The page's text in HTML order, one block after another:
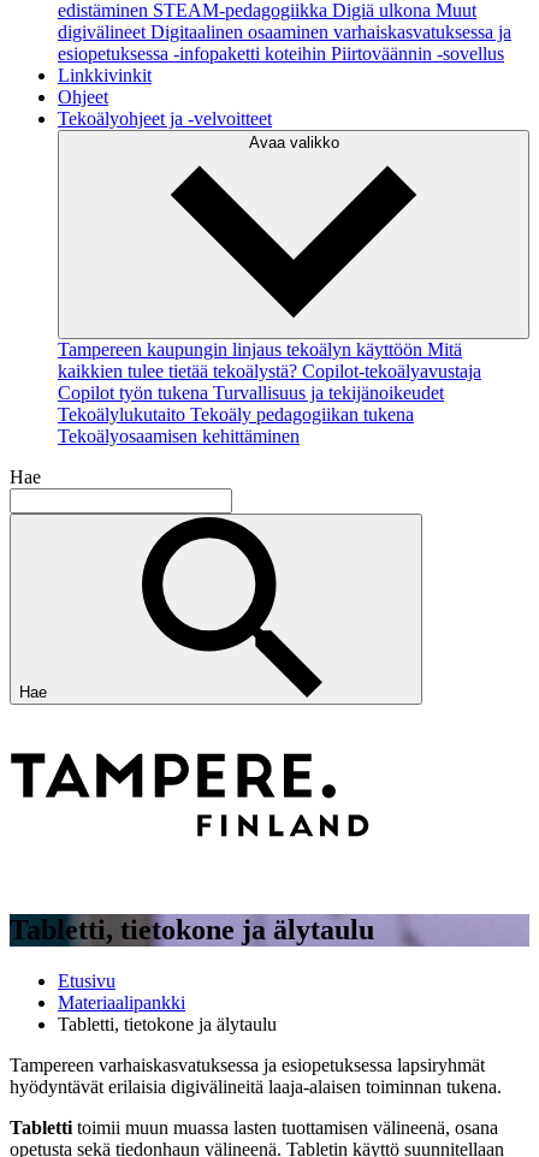
edistäminen STEAM-pedagogiikka Digiä ulkona Muut
digivälineet Digitaalinen osaaminen varhaiskasvatuksessa ja
esiopetuksessa -infopaketti koteihin Piirtoväännin -sovellus
Linkkivinkit
Ohjeet
Tekoälyohjeet ja -velvoitteet
Avaa valikko
Tampereen kaupungin linjaus tekoälyn käyttöön Mitä
kaikkien tulee tietää tekoälystä? Copilot-tekoälyavustaja
Copilot työn tukena Turvallisuus ja tekijänoikeudet
Tekoälylukutaito Tekoäly pedagogiikan tukena
Tekoälyosaamisen kehittäminen
Hae
Hae
Tabletti, tietokone ja älytaulu
Etusivu
Materiaalipankki
Tabletti, tietokone ja älytaulu
Tampereen varhaiskasvatuksessa ja esiopetuksessa lapsiryhmät
hyödyntävät erilaisia digivälineitä laaja-alaisen toiminnan tukena.
Tabletti toimii muun muassa lasten tuottamisen välineenä, osana
opetusta sekä tiedonhaun välineenä. Tabletin käyttö suunnitellaan